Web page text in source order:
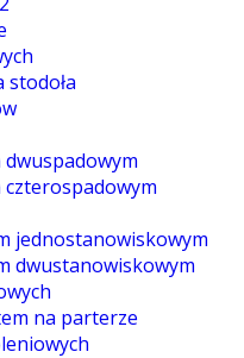
jednostanowiskowym
dwustanowiskowym
na parterze